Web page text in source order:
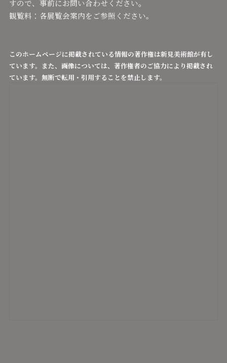
すので、事前にお問い合わせください
観覧料：各展覧会案内をご参照ください。
このホームページに掲載されている情報の著作権は新見美術館が有し
ています。また、画像については、著作権者のご協力により掲載され
ています。無断で転用・引用することを禁止します。